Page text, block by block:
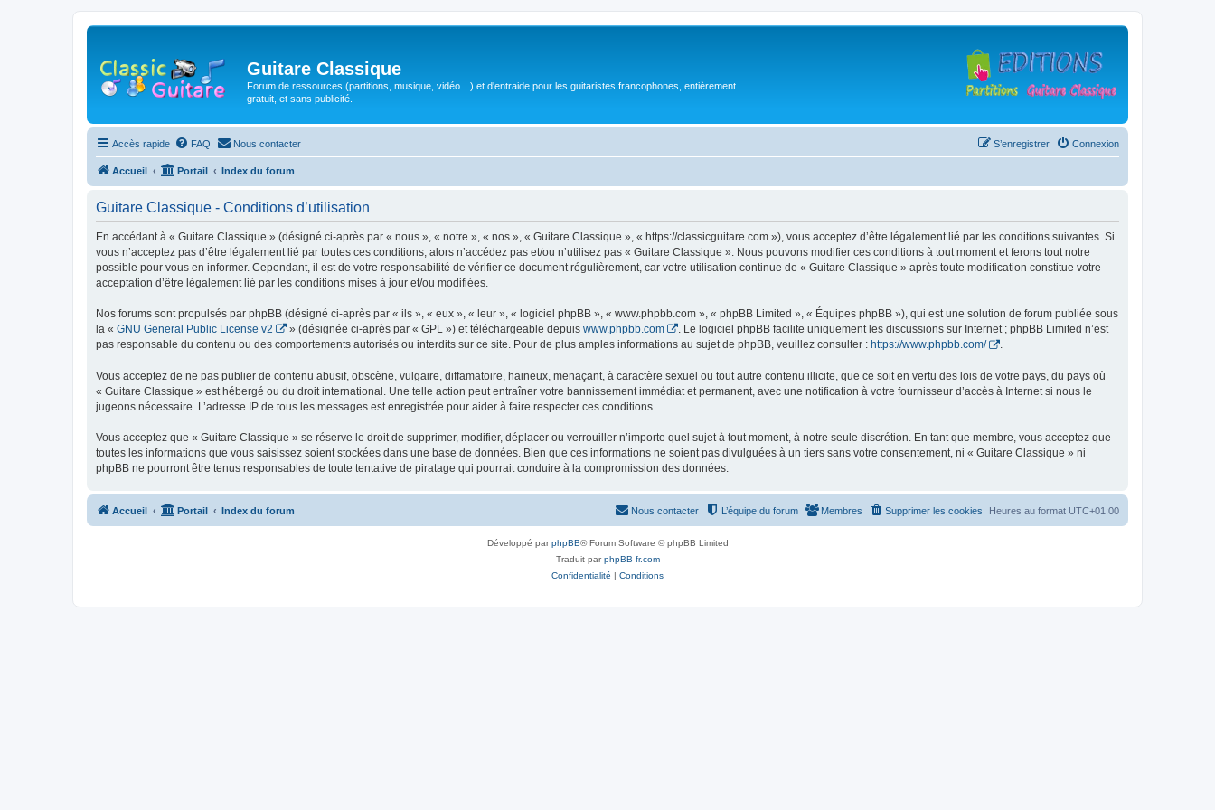
Guitare Classique
Forum de ressources (partitions, musique, vidéo…) et d'entraide pour les guitaristes francophones, entièrement
gratuit, et sans publicité.
Accès rapide FAQ Nous contacter Connexion
S’enregistrer
Accueil Portail Index du forum
Guitare Classique - Conditions d’utilisation
En accédant à « Guitare Classique » (désigné ci-après par « nous », « notre », « nos », « Guitare Classique », « https://classicguitare.com »), vous acceptez d’être légalement lié par les conditions suivantes. Si
vous n’acceptez pas d’être légalement lié par toutes ces conditions, alors n’accédez pas et/ou n’utilisez pas « Guitare Classique ». Nous pouvons modifier ces conditions à tout moment et ferons tout notre
possible pour vous en informer. Cependant, il est de votre responsabilité de vérifier ce document régulièrement, car votre utilisation continue de « Guitare Classique » après toute modification constitue votre
acceptation d’être légalement lié par les conditions mises à jour et/ou modifiées.
Nos forums sont propulsés par phpBB (désigné ci-après par « ils », « eux », « leur », « logiciel phpBB », « www.phpbb.com », « phpBB Limited », « Équipes phpBB »), qui est une solution de forum publiée sous
la « GNU General Public License v2 » (désignée ci-après par « GPL ») et téléchargeable depuis www.phpbb.com
. Le logiciel phpBB facilite uniquement les discussions sur Internet ; phpBB Limited n’est
pas responsable du contenu ou des comportements autorisés ou interdits sur ce site. Pour de plus amples informations au sujet de phpBB, veuillez consulter : https://www.phpbb.com/ .
Vous acceptez de ne pas publier de contenu abusif, obscène, vulgaire, diffamatoire, haineux, menaçant, à caractère sexuel ou tout autre contenu illicite, que ce soit en vertu des lois de votre pays, du pays où
« Guitare Classique » est hébergé ou du droit international. Une telle action peut entraîner votre bannissement immédiat et permanent, avec une notification à votre fournisseur d’accès à Internet si nous le
jugeons nécessaire. L’adresse IP de tous les messages est enregistrée pour aider à faire respecter ces conditions.
Vous acceptez que « Guitare Classique » se réserve le droit de supprimer, modifier, déplacer ou verrouiller n’importe quel sujet à tout moment, à notre seule discrétion. En tant que membre, vous acceptez que
toutes les informations que vous saisissez soient stockées dans une base de données. Bien que ces informations ne soient pas divulguées à un tiers sans votre consentement, ni « Guitare Classique » ni
phpBB ne pourront être tenus responsables de toute tentative de piratage qui pourrait conduire à la compromission des données.
Accueil Portail Index du forum Heures au format UTC+01:00
Supprimer les cookies
Membres
L’équipe du forum
Nous contacter
Développé parphpBB® Forum Software © phpBB Limited
Traduit parphpBB-fr.com
Confidentialité | Conditions